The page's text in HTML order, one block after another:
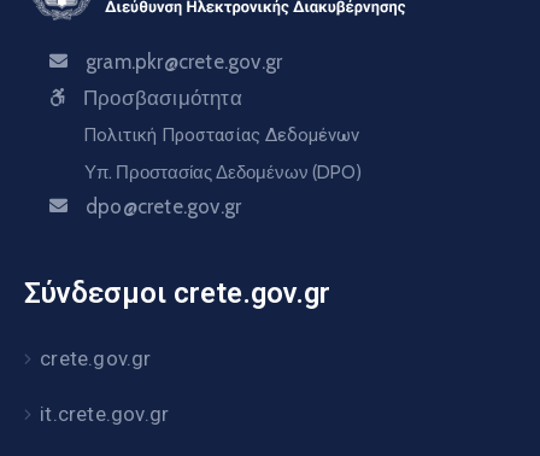
gram.pkr@crete.gov.gr
Προσβασιμότητα
Πολιτική Προστασίας Δεδομένων
Υπ. Προστασίας Δεδομένων (DPO)
dpo@crete.gov.gr
Σύνδεσμοι crete.gov.gr
crete.gov.gr
it.crete.gov.gr